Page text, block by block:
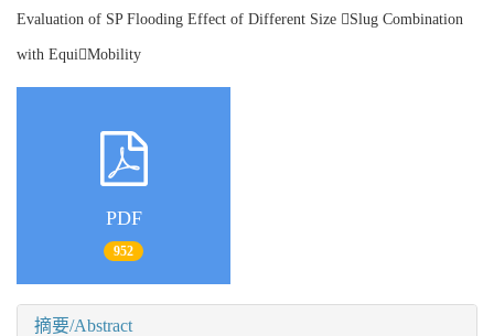
Evaluation of SP Flooding Effect of Different Size Slug Combination
with EquiMobility
PDF
952
摘要/Abstract